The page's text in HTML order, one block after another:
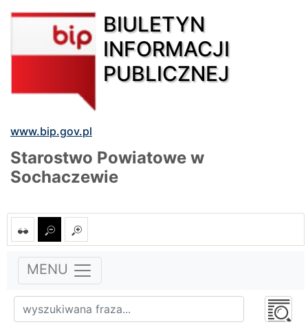
BIULETYN
INFORMACJI
PUBLICZNEJ
www.bip.gov.pl
Starostwo Powiatowe w
Sochaczewie
MENU